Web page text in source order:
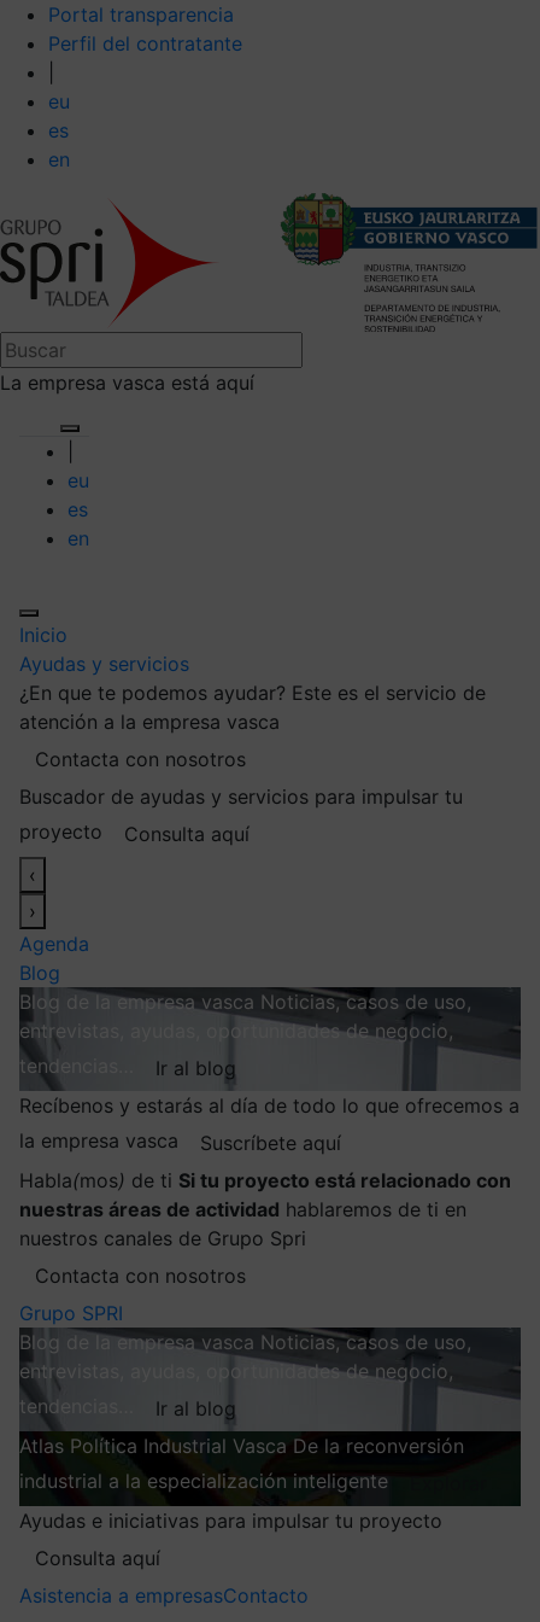
Portal transparencia
Perfil del contratante
eu
es
en
La empresa vasca está aquí
eu
es
en
Inicio
Ayudas y servicios
¿En que te podemos ayudar? Este es el servicio de
atención a la empresa vasca
Contacta con nosotros
Buscador de ayudas y servicios para impulsar tu
proyecto
Consulta aquí
‹
›
Agenda
Blog
Blog de la empresa vasca Noticias, casos de uso,
entrevistas, ayudas, oportunidades de negocio,
tendencias…
Ir al blog
Recíbenos y estarás al día de todo lo que ofrecemos a
la empresa vasca
Suscríbete aquí
Habla(mos) de ti Si tu proyecto está relacionado con
nuestras áreas de actividad hablaremos de ti en
nuestros canales de Grupo Spri
Contacta con nosotros
Grupo SPRI
Blog de la empresa vasca Noticias, casos de uso,
entrevistas, ayudas, oportunidades de negocio,
tendencias…
Ir al blog
Atlas Política Industrial Vasca De la reconversión
industrial a la especialización inteligente
Ayudas e iniciativas para impulsar tu proyecto
Consulta aquí
Asistencia a empresasContacto